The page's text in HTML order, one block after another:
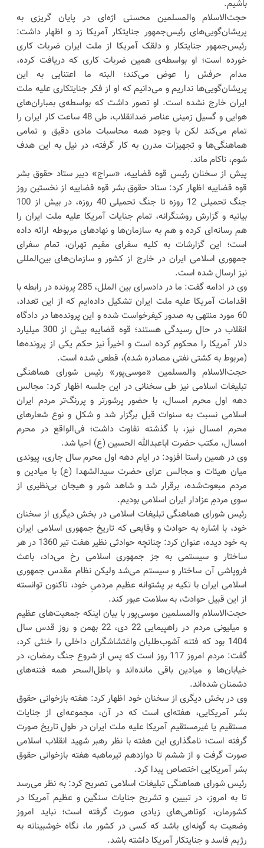
باشیم.
حجت‌الاسلام‌ والمسلمین محسنی اژه‌ای در پایان گریزی به
پریشان‌گویی‌های رئیس‌جمهور جنایتکار آمریکا زد و اظهار داشت:
رئیس‌جمهور جنایتکار و دلقک آمریکا از ملت ایران ضربات کاری
خورده است؛ او بواسطه‌ی همین ضربات کاری که دریافت کرده،
مدام حرفش را عوض می‌کند؛ البته ما اعتنایی به این
پریشان‌گویی‌ها نداریم و می‌دانیم که او از فکر جنایتکاری علیه ملت
ایران خارج نشده است. او تصور داشت که بواسطه‌ی بمباران‌های
هوایی و گسیل زمینی عناصر ضدانقلاب، طی 48 ساعت کار ایران را
تمام می‌کند لکن با وجود همه محاسبات مادی دقیق و تمامی
هماهنگی‌ها و تجهیزات مدرن به کار گرفته، در نیل به این هدف
شوم، ناکام ماند.
پیش از سخنان رئیس قوه قضاییه، «سراج» دبیر ستاد حقوق بشر
قوه قضاییه اظهار کرد: ستاد حقوق بشر قوه قضاییه از نخستین روز
جنگ تحمیلی 12 روزه تا جنگ تحمیلی 40 روزه، در بیش از 100
بیانیه و گزارش روشنگرانه، تمام جنایات آمریکا علیه ملت ایران را
هم رسانه‌ای کرده و هم به سازمان‌ها و نهاد‌های مربوطه ارائه داده
است؛ این گزارشات به کلیه سفرای مقیم تهران، تمام سفرای
جمهوری اسلامی ایران در خارج از کشور و سازمان‌های بین‌المللی
نیز ارسال شده است.
وی در ادامه گفت: ما در دادسرای بین الملل، 285 پرونده در رابطه با
اقدامات آمریکا علیه ملت ایران تشکیل داده‌ایم که از این تعداد،
60 مورد منتهی به صدور کیفرخواست شده و این پرونده‌ها در دادگاه
انقلاب در حال رسیدگی هستند؛ قوه قضاییه بیش از 300 میلیارد
دلار آمریکا را محکوم کرده است و اخیراً نیز حکم یکی از پرونده‌ها
(مربوط به کشتی نفتی مصادره شده)، قطعی شده است.
حجت‌الاسلام والمسلمین «موسی‌پور» رئیس شورای هماهنگی
تبلیغات اسلامی نیز طی سخنانی در این جلسه اظهار کرد: مجالس
دهه اول محرم امسال، با حضور پرشورتر و پررنگ‌تر مردم ایران
اسلامی نسبت به سنوات قبل برگزار شد و شکل و نوع شعار‌های
محرم امسال نیز، با گذشته تفاوت داشت؛ فی‌الواقع در محرم
امسال، مکتب حضرت اباعبدالله الحسین (ع) احیا شد.
وی در همین راستا افزود: در ایام دهه اول محرم سال جاری، پیوندی
میان هیئات و مجالس عزای حضرت سیدالشهدا (ع) با میادین و
مردم مبعوث‌شده، برقرار شد و شاهد شور و هیجان بی‌نظیری از
سوی مردمِ عزادار ایران اسلامی بودیم.
رئیس شورای هماهنگی تبلیغات اسلامی در بخش دیگری از سخنان
خود، با اشاره به حوادث و وقایعی که تاریخ جمهوری اسلامی ایران
به خود دیده، عنوان کرد: چنانچه حوادثی نظیر هفت تیر 1360 در هر
ساختار و سیستمی به جز جمهوری اسلامی رخ می‌داد، باعث
فروپاشی آن ساختار و سیستم می‌شد ولیکن نظام مقدس جمهوری
اسلامی ایران با تکیه بر پشتوانه عظیم مردمیِ خود، تاکنون توانسته
از این قبیل حوادث، به سلامت عبور کند.
حجت‌الاسلام والمسلمین موسی‌پور با بیان اینکه جمعیت‌های عظیم
و میلیونی مردم در راهپیمایی 22 دی، 22 بهمن و روز قدس سال
1404 بود که فتنه آشوب‌طلبان واغتشاشگران داخلی را خنثی کرد،
گفت: مردم امروز 117 روز است که پس از شروع جنگ رمضان، در
خیابان‌ها و میادین باقی مانده‌اند و باطل‌السحر همه فتنه‌های
دشمنان شده‌اند.
وی در بخش دیگری از سخنان خود اظهار کرد: هفته بازخوانی حقوق
بشر آمریکایی، هفته‌ای است که در آن، مجموعه‌ای از جنایات
مستقیم یا غیرمستقیم آمریکا علیه ملت ایران در طول تاریخ صورت
گرفته است؛ نامگذاری این هفته با نظر رهبر شهید انقلاب اسلامی
صورت گرفت و از ششم تا دوازدهم تیرماهبه هفته بازخوانی حقوق
بشر آمریکایی اختصاص پیدا کرد.
رئیس شورای هماهنگی تبلیغات اسلامی تصریح کرد: به نظر می‌رسد
تا به امروز، در تبیین و تشریح جنایات سنگین و عظیم آمریکا در
کشورمان، کوتاهی‌های زیادی صورت گرفته است؛ نباید امروز
وضعیت به گونه‌ای باشد که کسی در کشور ما، نگاه خوشبینانه به
رژیم فاسد و جنایتکار آمریکا داشته باشد.